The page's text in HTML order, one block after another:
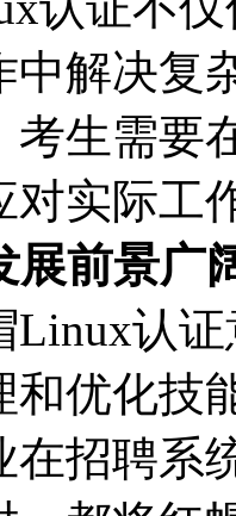
中解决复
考生需要
对实际工
展前景广
Linux认
和优化技
在招聘系